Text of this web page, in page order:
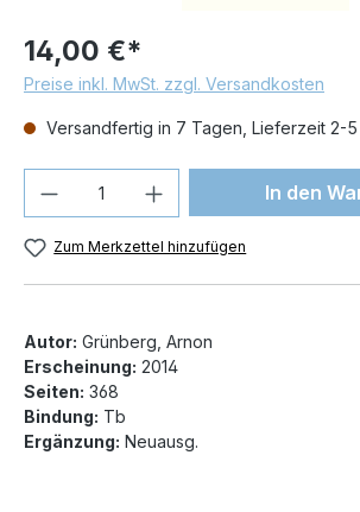
14,00 €*
Preise inkl. MwSt. zzgl. Versandkosten
Versandfertig in 7 Tagen, Lieferzeit 2-
Produkt Anzahl: Gib den
In den
Zum Merkzettel hinzufügen
Autor: Grünberg, Arnon
Erscheinung: 2014
Seiten: 368
Bindung: Tb
Ergänzung: Neuausg.